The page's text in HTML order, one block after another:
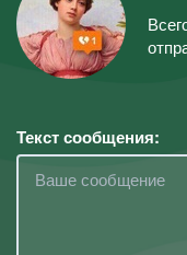
Текст сообщения: